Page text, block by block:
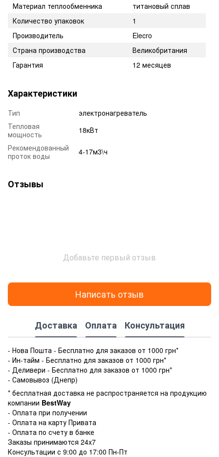
Материал теплообменника
титановый сплав
Количество упаковок
1
Производитель
Elecro
Страна производства
Великобритания
Гарантия
12 месяцев
Характеристики
Тип
электронагреватель
Тепловая
мощность
18кВт
Рекомендованный
проток воды
4-17м3\ч
Отзывы
Добавьте первый отзыв
Написать отзыв
Доставка Оплата Консультация
- Нова Пошта - Бесплатно для заказов от 1000 грн*
- Ин-тайм - Бесплатно для заказов от 1000 грн*
- Деливери - Бесплатно для заказов от 1000 грн*
- Самовывоз (Днепр)
* бесплатная доставка не распространяется на продукцию
компании BestWay
- Оплата при получении
- Оплата на карту Привата
- Оплата по счету в банке
Заказы принимаются 24x7
Консультации с 9:00 до 17:00 Пн-Пт